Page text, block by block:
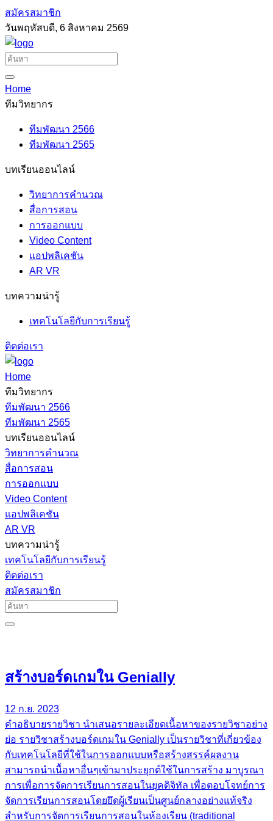
สมัครสมาชิก
วันพฤหัสบดี, 6 สิงหาคม 2569
Home
ทีมวิทยากร
ทีมพัฒนา 2566
ทีมพัฒนา 2565
บทเรียนออนไลน์
วิทยาการคำนวณ
สื่อการสอน
การออกแบบ
Video Content
แอปพลิเคชัน
AR VR
บทความน่ารู้
เทคโนโลยีกับการเรียนรู้
ติดต่อเรา
Home
ทีมวิทยากร
ทีมพัฒนา 2566
ทีมพัฒนา 2565
บทเรียนออนไลน์
วิทยาการคำนวณ
สื่อการสอน
การออกแบบ
Video Content
แอปพลิเคชัน
AR VR
บทความน่ารู้
เทคโนโลยีกับการเรียนรู้
ติดต่อเรา
สมัครสมาชิก
สร้างบอร์ดเกมใน Genially
12 ก.ย. 2023
คำอธิบายรายวิชา นำเสนอรายละเอียดเนื้อหาของรายวิชาอย่าง
ย่อ รายวิชาสร้างบอร์ดเกมใน Genially เป็นรายวิชาที่เกี่ยวข้อง
กับเทคโนโลยีที่ใช้ในการออกแบบหรือสร้างสรรค์ผลงาน
สามารถนำเนื้อหาอื่นๆเข้ามาประยุกต์ใช้ในการสร้าง มาบูรณา
การเพื่อการจัดการเรียนการสอนในยุคดิจิทัล เพื่อตอบโจทย์การ
จัดการเรียนการสอนโดยยึดผู้เรียนเป็นศูนย์กลางอย่างแท้จริง
สำหรับการจัดการเรียนการสอนในห้องเรียน (traditional